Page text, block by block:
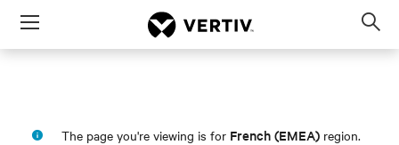
Menu
The page you're viewing is for French (EMEA) region.